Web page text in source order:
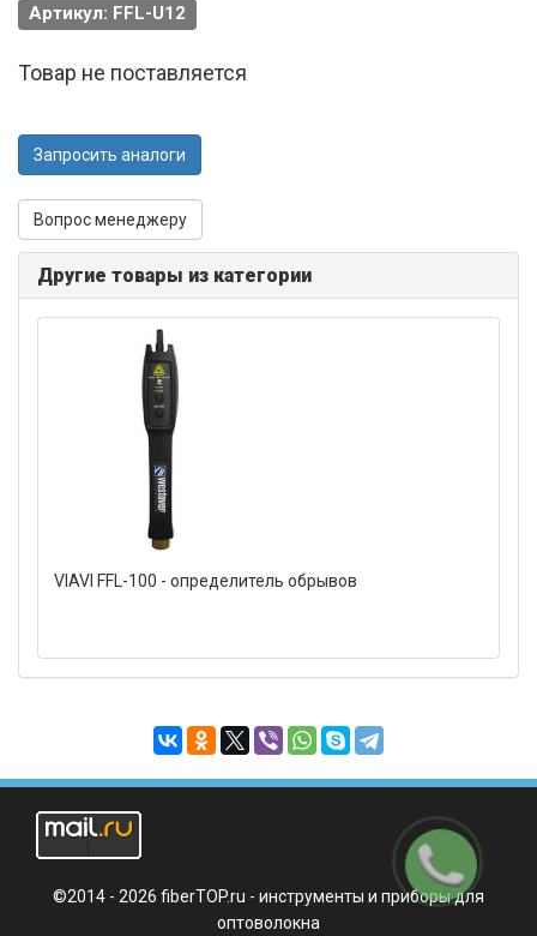
Артикул: FFL-U12
Товар не поставляется
Запросить аналоги
Вопрос менеджеру
Другие товары из категории
VIAVI FFL-100 - определитель обрывов
©2014 - 2026 fiberTOP.ru - инструменты и приборы для
оптоволокна
Заказать
звонок